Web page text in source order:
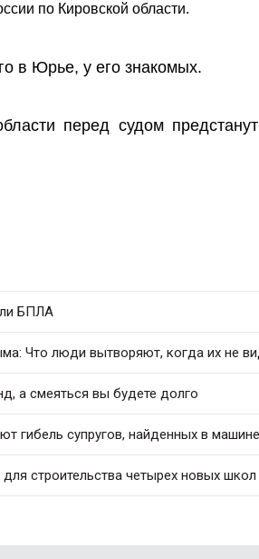
по Кировской области.
в Юрье, у его знакомых.
перед судом
БПЛА
Что люди вытворяют, когда их не
а смеяться вы будете долго
гибель супругов, найденных в
строительства четырех новых школ